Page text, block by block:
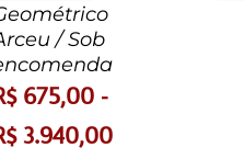
/ Sob
675,00 -
3.940,00